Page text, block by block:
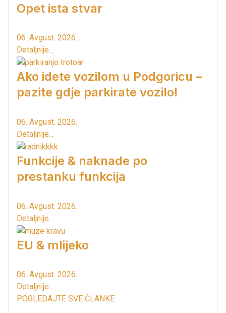
Opet ista stvar
06. Avgust. 2026.
Detaljnije...
Ako idete vozilom u Podgoricu –
pazite gdje parkirate vozilo!
06. Avgust. 2026.
Detaljnije...
Funkcije & naknade po
prestanku funkcija
06. Avgust. 2026.
Detaljnije...
EU & mlijeko
06. Avgust. 2026.
Detaljnije...
POGLEDAJTE SVE ČLANKE